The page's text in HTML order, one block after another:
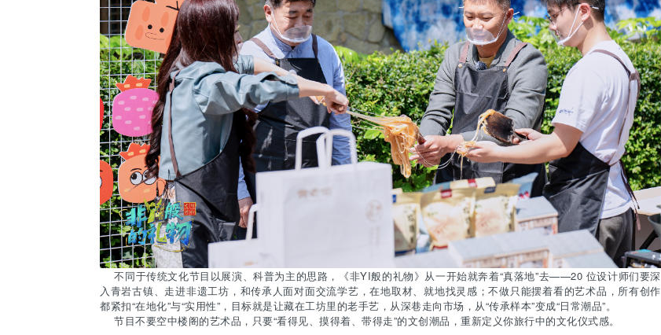
不同于传统文化节目以展演、科普为主的思路，《非YI般的礼物》从一开始就奔着“真落地”去——20 位设计师们要深
入青岩古镇、走进非遗工坊，和传承人面对面交流学艺，在地取材、就地找灵感；不做只能摆着看的艺术品，所有创作
都紧扣“在地化”与“实用性”，目标就是让藏在工坊里的老手艺，从深巷走向市场，从“传承样本”变成“日常潮品”。
节目不要空中楼阁的艺术品，只要“看得见、摸得着、带得走”的文创潮品，重新定义你旅行中的文化仪式感。